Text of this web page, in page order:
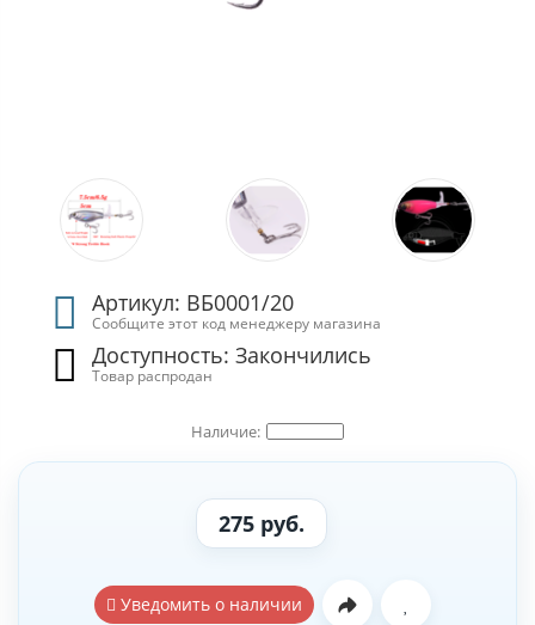
Артикул: ВБ0001/20
Сообщите этот код менеджеру магазина
Доступность: Закончились
Товар распродан
275 руб.
Уведомить о наличии